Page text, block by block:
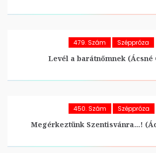
479. Szám Széppróza
Levél a barátnőmnek (Ácsné
450. Szám Széppróza
Megérkeztünk Szentisvánra…!